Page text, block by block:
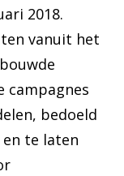
2018.
vanuit het
campagnes
bedoeld
te laten